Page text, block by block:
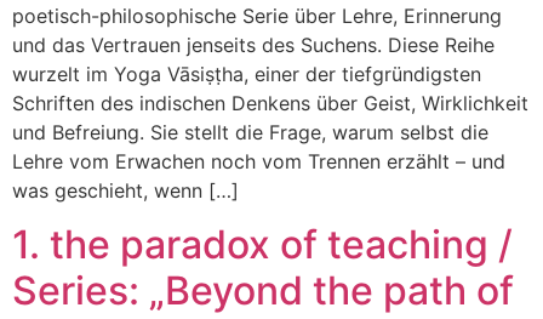
poetisch-philosophische Serie über Lehre, Erinnerung
und das Vertrauen jenseits des Suchens. Diese Reihe
wurzelt im Yoga Vāsiṣṭha, einer der tiefgründigsten
Schriften des indischen Denkens über Geist, Wirklichkeit
und Befreiung. Sie stellt die Frage, warum selbst die
Lehre vom Erwachen noch vom Trennen erzählt – und
was geschieht, wenn […]
1. the paradox of teaching /
Series: „Beyond the path of